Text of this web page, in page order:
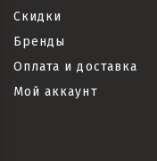
Скидки
Бренды
Оплата и доставка
Мой аккаунт